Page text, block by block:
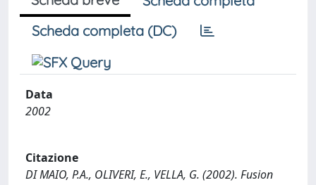
Scheda completa (DC)
Data
2002
Citazione
DI MAIO, P.A., OLIVERI, E., VELLA, G. (2002). Fusion